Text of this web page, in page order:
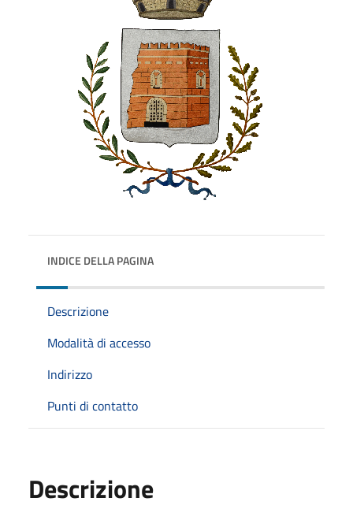
INDICE DELLA PAGINA
Descrizione
Modalità di accesso
Indirizzo
Punti di contatto
Descrizione